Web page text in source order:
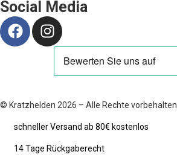
Social Media
© Kratzhelden 2026 – Alle Rechte vorbehalten
schneller Versand ab 80€ kostenlos
14 Tage Rückgaberecht